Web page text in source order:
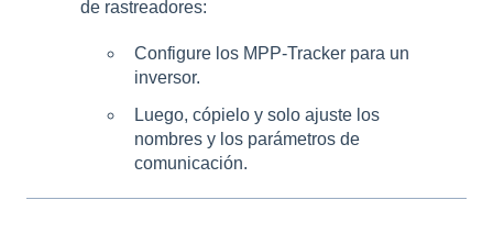
de rastreadores:
Configure los MPP-Tracker para un
inversor.
Luego, cópielo y solo ajuste los
nombres y los parámetros de
comunicación.